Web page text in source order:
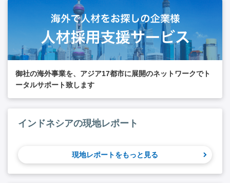
御社の海外事業を、アジア17都市に展開のネットワークでト
ータルサポート致します
インドネシアの現地レポート
現地レポートをもっと見る